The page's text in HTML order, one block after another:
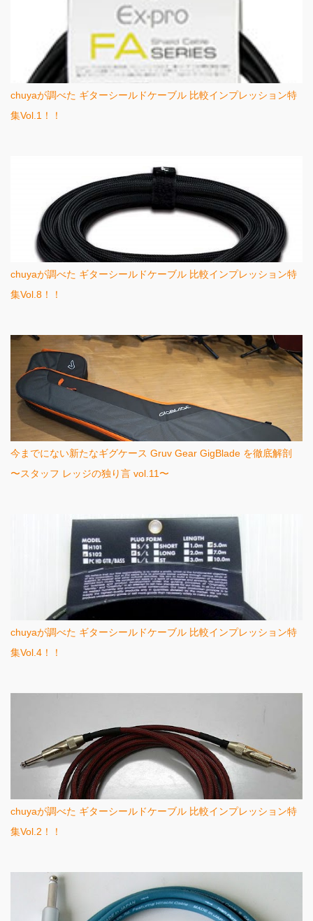
chuyaが調べた ギターシールドケーブル 比較インプレッション特
集Vol.1！！
chuyaが調べた ギターシールドケーブル 比較インプレッション特
集Vol.8！！
今までにない新たなギグケース Gruv Gear GigBlade を徹底解剖
〜スタッフ レッジの独り言 vol.11〜
chuyaが調べた ギターシールドケーブル 比較インプレッション特
集Vol.4！！
chuyaが調べた ギターシールドケーブル 比較インプレッション特
集Vol.2！！